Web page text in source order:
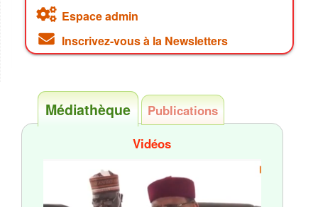
Espace admin
Inscrivez-vous à la Newsletters
Médiathèque
Publications
Vidéos